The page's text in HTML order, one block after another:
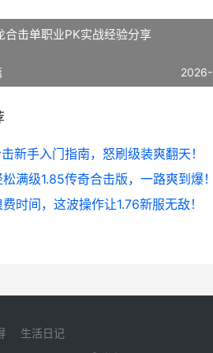
合击单职业PK实战经验分享
新手入门指南，怒刷级装爽翻天！
满级1.85传奇合击版，一路爽到爆
时间，这波操作让1.76新服无敌！
生活日记